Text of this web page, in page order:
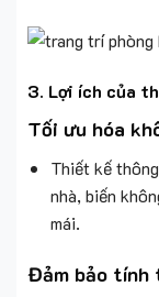
3. Lợi ích của
Tối ưu hóa
Thiết kế
nhà, biến
mái.
Đảm bảo tính